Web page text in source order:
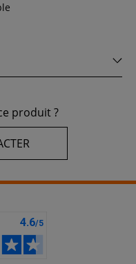
produit ?